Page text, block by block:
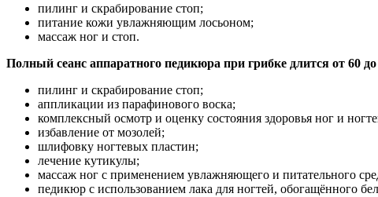
пилинг и скрабирование стоп;
питание кожи увлажняющим лосьоном;
массаж ног и стоп.
Полный сеанс аппаратного педикюра при грибке длится от 60
пилинг и скрабирование стоп;
аппликации из парафинового воска;
комплексный осмотр и оценку состояния здоровья ног и
избавление от мозолей;
шлифовку ногтевых пластин;
лечение кутикулы;
массаж ног с применением увлажняющего и питательного
педикюр с использованием лака для ногтей, обогащённого